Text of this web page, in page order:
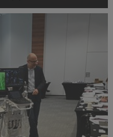
się na scenie